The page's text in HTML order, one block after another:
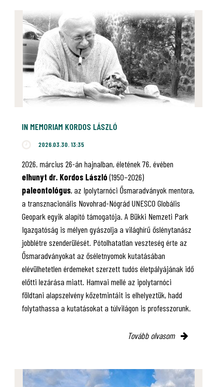
IN MEMORIAM KORDOS LÁSZLÓ
2026.03.30. 13:35
2026. március 26-án hajnalban, életének 76. évében
elhunyt dr. Kordos László(1950–2026)
paleontológus, az Ipolytarnóci Ősmaradványok mentora,
a transznacionális Novohrad-Nógrád UNESCO Globális
Geopark egyik alapító támogatója. A Bükki Nemzeti Park
Igazgatóság is mélyen gyászolja a világhírű őslénytanász
jobblétre szenderülését. Pótolhatatlan veszteség érte az
Ősmaradványokat az őséletnyomok kutatásában
elévülhetetlen érdemeket szerzett tudós életpályájának idő
előtti lezárása miatt. Hamvai mellé az ipolytarnóci
földtani alapszelvény kőzetmintáit is elhelyeztük, hadd
folytathassa a kutatásokat a túlvilágon is professzorunk.
Tovább olvasom